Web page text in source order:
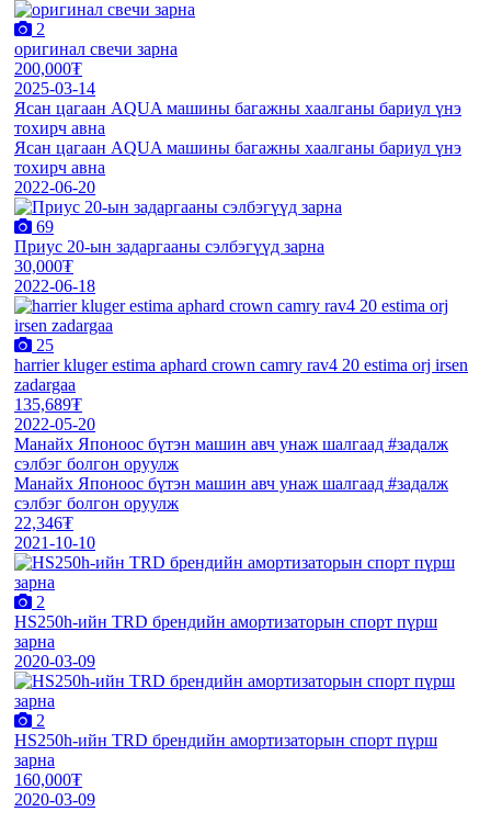
2
оригинал свечи зарна
200,000₮
2025-03-14
Ясан цагаан AQUA машины багажны хаалганы бариул үнэ
тохирч авна
Ясан цагаан AQUA машины багажны хаалганы бариул үнэ
тохирч авна
2022-06-20
69
Приус 20-ын задаргааны сэлбэгүүд зарна
30,000₮
2022-06-18
25
harrier kluger estima aphard crown camry rav4 20 estima orj irsen
zadargaa
135,689₮
2022-05-20
Манайх Японоос бүтэн машин авч унаж шалгаад #задалж
сэлбэг болгон оруулж
Манайх Японоос бүтэн машин авч унаж шалгаад #задалж
сэлбэг болгон оруулж
22,346₮
2021-10-10
2
HS250h-ийн TRD брендийн амортизаторын спорт пүрш
зарна
2020-03-09
2
HS250h-ийн TRD брендийн амортизаторын спорт пүрш
зарна
160,000₮
2020-03-09